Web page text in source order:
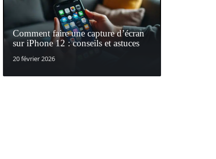
Comment faire une capture d’écran
sur iPhone 12 : conseils et astuces
20 février 2026